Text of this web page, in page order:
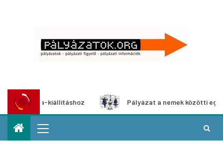
kiállításhoz Pályázat a nemek közötti